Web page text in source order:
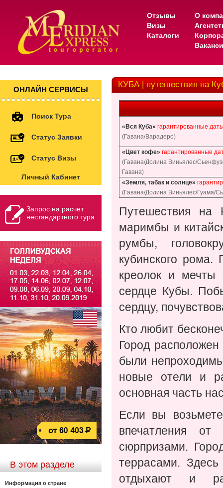
Отзывы
Визы
Каталоги
О
ОНЛАЙН СЕРВИСЫ
Поиск Тура
Статус Заявки
Статус Визы
Личный Кабинет
Запрос на расчет
нестандартного тура
В этом разделе
Информация о стране
КУБА | путешествия на
«Вся Куба» гарантированные
(Гавана/Варадеро)
«Цвет кофе» гарантированные
(Гавана/Долина Виньялес/
Гавана)
«Земля, табак и солнце»
(Гавана/Долина Виньялес/Гуама/
Путешествия
маримбы и
румбы,
кубинского
креолок и
сердце Кубы.
сердцу,
Кто любит
Город
были
новые отели и
основная часть
Если вы
впечатления
сюрпризами.
террасами.
отдыхают и